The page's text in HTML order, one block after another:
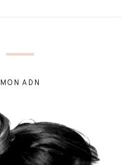
MON ADN